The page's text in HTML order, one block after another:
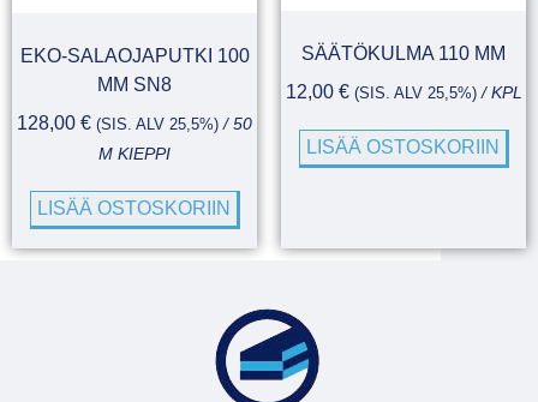
EKO-SALAOJAPUTKI 100
MM SN8
128,00 € (SIS. ALV 25,5%) / 50
M KIEPPI
LISÄÄ OSTOSKORIIN
SÄÄTÖKULMA 110 MM
12,00 € (SIS. ALV 25,5%)/ KPL
LISÄÄ OSTOSKORIIN